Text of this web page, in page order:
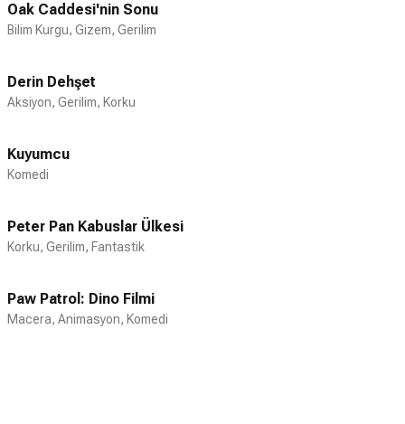
Oak Caddesi'nin Sonu
Bilim Kurgu, Gizem, Gerilim
Derin Dehşet
Aksiyon, Gerilim, Korku
Kuyumcu
Komedi
Peter Pan Kabuslar Ülkesi
Korku, Gerilim, Fantastik
Paw Patrol: Dino Filmi
Macera, Animasyon, Komedi